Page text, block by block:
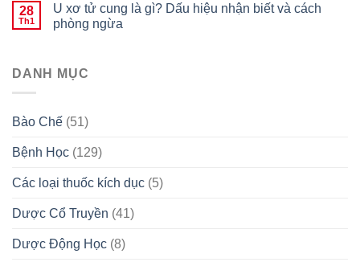
28
Th1
U xơ tử cung là gì? Dấu hiệu nhận biết và cách
phòng ngừa
DANH MỤC
Bào Chế (51)
Bệnh Học (129)
Các loại thuốc kích dục (5)
Dược Cổ Truyền (41)
Dược Động Học (8)